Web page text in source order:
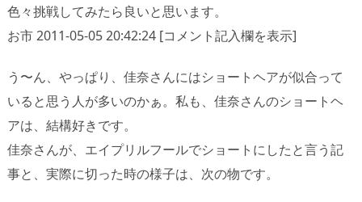
色々挑戦してみたら良いと思います。
お市 2011-05-05 20:42:24 [コメント記入欄を表示]
う〜ん、やっぱり、佳奈さんにはショートヘアが似合って
いると思う人が多いのかぁ。私も、佳奈さんのショートヘ
アは、結構好きです。
佳奈さんが、エイプリルフールでショートにしたと言う記
事と、実際に切った時の様子は、次の物です。